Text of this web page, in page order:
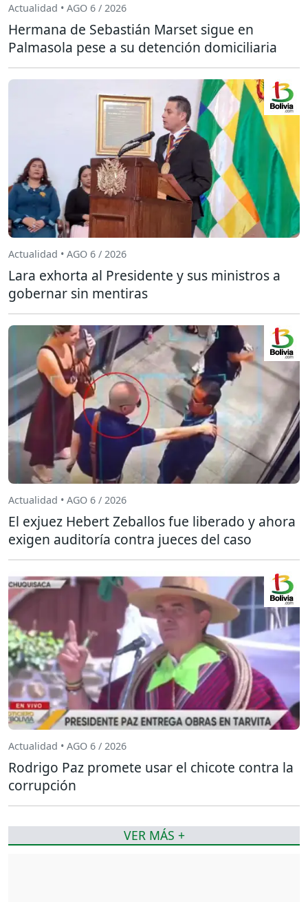
Actualidad • AGO 6 / 2026
Hermana de Sebastián Marset sigue en
Palmasola pese a su detención domiciliaria
Actualidad • AGO 6 / 2026
Lara exhorta al Presidente y sus ministros a
gobernar sin mentiras
Actualidad • AGO 6 / 2026
El exjuez Hebert Zeballos fue liberado y ahora
exigen auditoría contra jueces del caso
Actualidad • AGO 6 / 2026
Rodrigo Paz promete usar el chicote contra la
corrupción
VER MÁS +